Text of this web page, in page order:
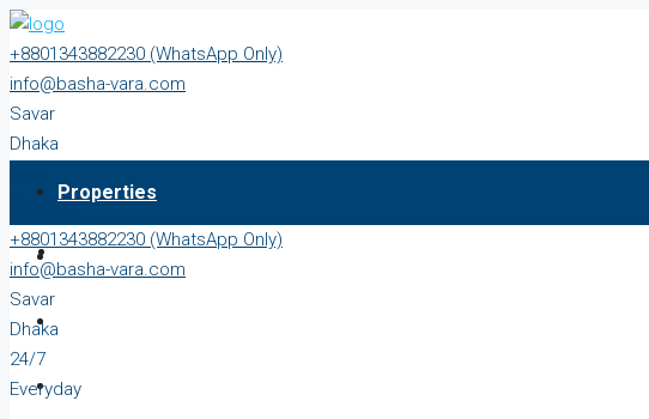
+8801343882230 (WhatsApp Only)
info@basha-vara.com
Savar
Dhaka
EverydayProperties
About
Start Earning
+8801343882230 (WhatsApp Only)
info@basha-vara.com
Savar
Dhaka
24/7
Everyday